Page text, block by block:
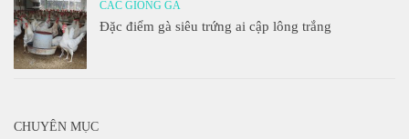
CÁC GIỐNG GÀ
Đặc điểm gà siêu trứng ai cập lông trắng
CHUYÊN MỤC